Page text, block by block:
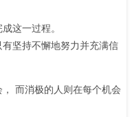
这一过程。
坚持不懈地努力并充满信
而消极的人则在每个机会